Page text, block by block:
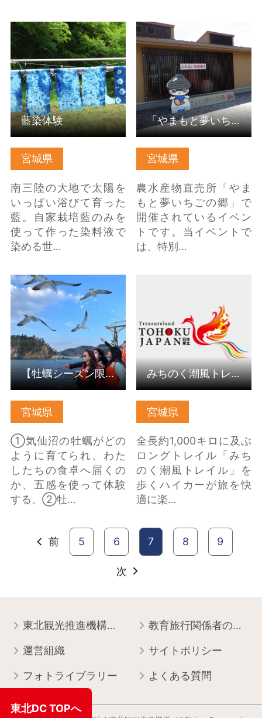
宮城県
南三陸の大地で太陽を
いっぱい浴びて育った
藍。自家栽培藍のみを
使って作った染料液で
染める世…
藍染体験 の詳細はこち
ら
藍染体験
宮城県
農水産物直売所「やま
もと夢いちごの郷」で
開催されているイベン
トです。当イベントで
は、特別…
「やまもと夢いちごの
郷」ふれあい市 の詳細
はこちら
「やまもと夢いちごの郷」ふれあい市
宮城県
①気仙沼の牡蠣がどの
ように育てられ、わた
したちの食卓へ届くの
か、五感を使って体験
する。②牡…
【牡蠣シーズン限定プ
ラン】牡蠣筏乗船体
験・かき番屋 〜Oys…
の詳細はこちら
【牡蠣シーズン限定プラン】牡蠣筏乗船体験・かき番屋 〜Oys…
宮城県
全長約1,000キロに及ぶ
ロングトレイル「みち
のく潮風トレイル」を
歩くハイカーが旅を快
適に楽…
ター の詳細はこちら
みちのく潮風トレイル 名取トレイルセンター
前 5 6 7 8 9
次
東北観光推進機構について 教育旅行関係者の皆様へ
運営組織 サイトポリシー
フォトライブラリー よくある質問
東北DC TOPへ